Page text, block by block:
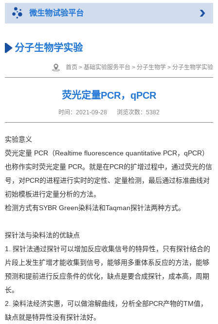
微生物试验平台
分子生物学实验
首页 > 基础实验服务平台 > 分子生物学 > 分子生物学实验
荧光定量PCR，qPCR
时间：2021-09-28 浏览次数：5382
实验意义
荧光定量 PCR（Realtime fluorescence quantitative PCR，qPCR）
也称作实时荧光定量 PCR。就是在PCR的扩增过程中，通过荧光的信
号，对PCR的进程进行实时的定性、定量检测，最后通过标准曲线对
初始模板进行定量分析的方法。
检测方式有SYBR Green染料法和Taqman探针法两种方式。
探针法与染料法的优缺点
1. 探针法通过探针可以增加反应收集信号的特异性，只有探针结合的
片段上发生扩增才能收集到信号，能够用多重体系反应的方法，能够
预测和提前进行反应条件的优化，缺点是要合成探针，成本高，周期
长。
2. 染料法经济实惠，可以做溶解曲线，分析全部PCR产物的TM值，
缺点就是特异性没有探针法好。